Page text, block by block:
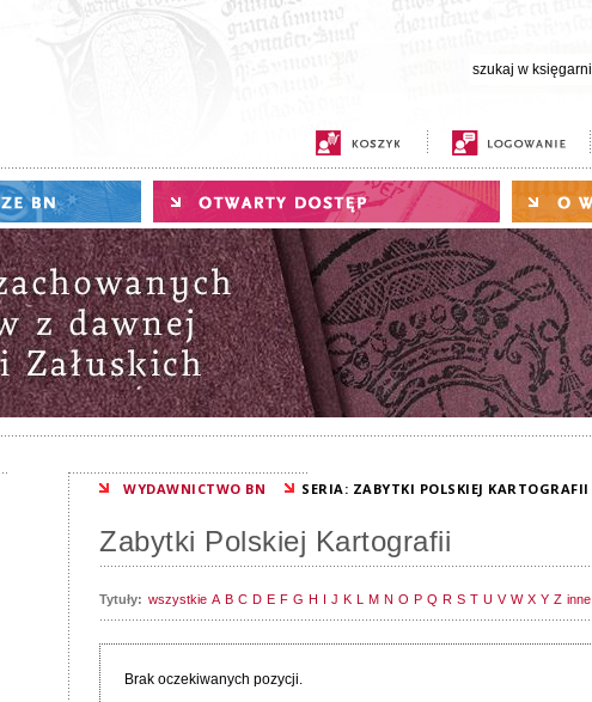
WYDAWNICTWO BN SERIA: ZABYTKI POLSKIEJ KARTOGRAFII
Zabytki Polskiej Kartografii
Tytuły: wszystkie A B C D E F G H I J K L M N O P Q R S T U V W X Y Z inne
Brak oczekiwanych pozycji.